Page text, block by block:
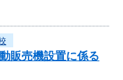
販売機設置に係る